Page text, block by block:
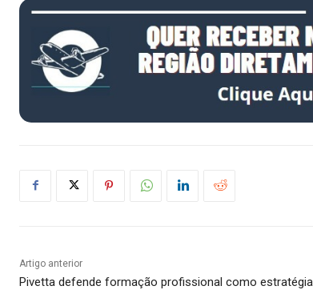
Artigo anterior
Pivetta defende formação profissional como